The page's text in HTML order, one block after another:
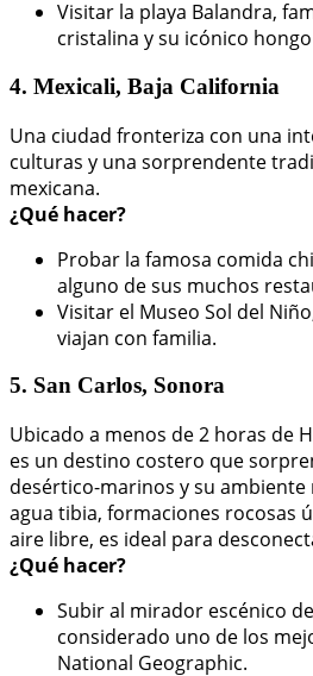
Visitar la playa Balandra,
cristalina y su icónico
4. Mexicali, Baja California
Una ciudad fronteriza con una
culturas y una sorprendente
mexicana.
¿Qué hacer?
Probar la famosa comida
alguno de sus muchos
Visitar el Museo Sol del
viajan con familia.
5. San Carlos, Sonora
Ubicado a menos de 2 horas de
es un destino costero que
desértico-marinos y su ambiente
agua tibia, formaciones rocosas
aire libre, es ideal para
¿Qué hacer?
Subir al mirador escénico
considerado uno de los
National Geographic.